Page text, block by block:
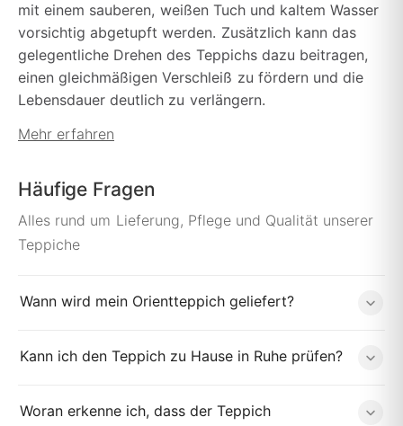
mit einem sauberen, weißen Tuch und kaltem Wasser
vorsichtig abgetupft werden. Zusätzlich kann das
gelegentliche Drehen des Teppichs dazu beitragen,
einen gleichmäßigen Verschleiß zu fördern und die
Lebensdauer deutlich zu verlängern.
Mehr erfahren
Häufige Fragen
Alles rund um Lieferung, Pflege und Qualität unserer
Teppiche
Wann wird mein Orientteppich geliefert?
Kann ich den Teppich zu Hause in Ruhe prüfen?
Woran erkenne ich, dass der Teppich